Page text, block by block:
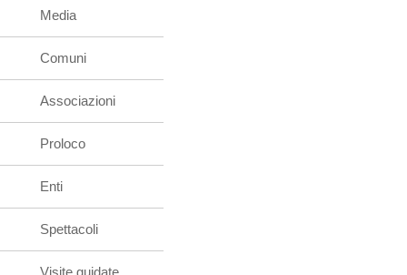
Media
Comuni
Associazioni
Proloco
Enti
Spettacoli
Visite guidate